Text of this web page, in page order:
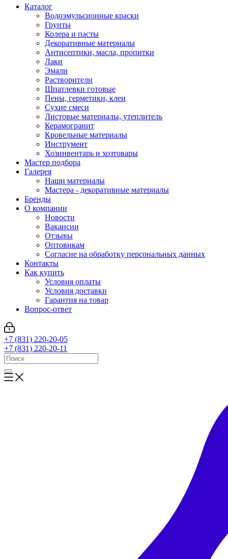
Каталог
Водоэмульсионные краски
Грунты
Колера и пасты
Декоративные материалы
Антисептики, масла, пропитки
Лаки
Эмали
Растворители
Шпатлевки готовые
Пены, герметики, клеи
Сухие смеси
Листовые материалы, утеплитель
Керамогранит
Кровельные материалы
Инструмент
Хозинвентарь и хозтовары
Мастер подбора
Галерея
Наши материалы
Мастера - декоративные материалы
Бренды
О компании
Новости
Вакансии
Отзывы
Оптовикам
Cогласие на обработку персональных данных
Контакты
Как купить
Условия оплаты
Условия доставки
Гарантия на товар
Вопрос-ответ
+7 (831) 220-20-05
+7 (831) 220-20-11